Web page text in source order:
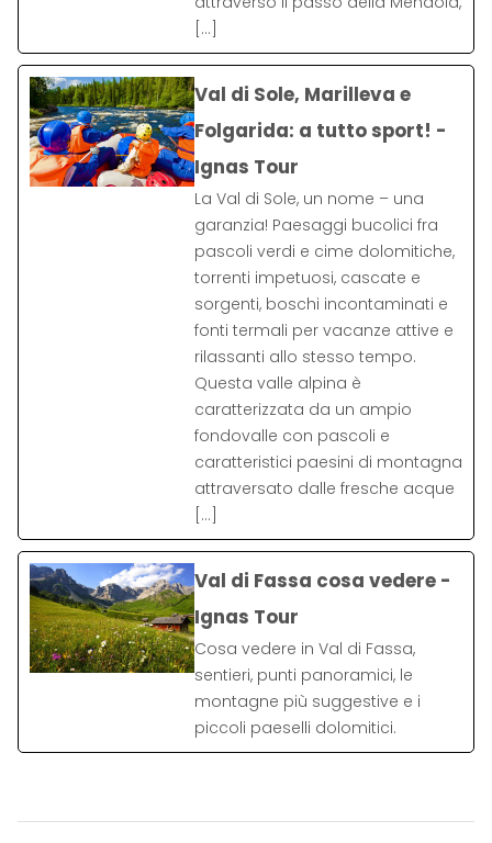
[…]
Val di Sole, Marilleva e
Folgarida: a tutto sport! -
Ignas Tour
La Val di Sole, un nome – una
garanzia! Paesaggi bucolici fra
pascoli verdi e cime dolomitiche,
torrenti impetuosi, cascate e
sorgenti, boschi incontaminati e
fonti termali per vacanze attive e
rilassanti allo stesso tempo.
Questa valle alpina è
caratterizzata da un ampio
fondovalle con pascoli e
caratteristici paesini di montagna
attraversato dalle fresche acque
[…]
Val di Fassa cosa vedere -
Ignas Tour
Cosa vedere in Val di Fassa,
sentieri, punti panoramici, le
montagne più suggestive e i
piccoli paeselli dolomitici.